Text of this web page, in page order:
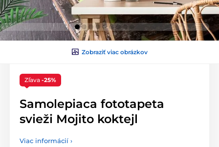
Zobraziť viac obrázkov
Zľava -25%
Samolepiaca fototapeta
svieži Mojito koktejl
Viac informácií ›